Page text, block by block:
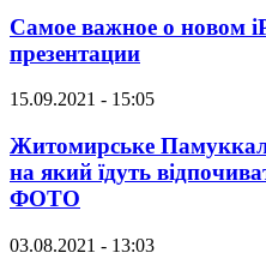
Самое важное о новом
презентации
15.09.2021 - 15:05
Житомирське
на який їдуть
ФОТО
03.08.2021 - 13:03